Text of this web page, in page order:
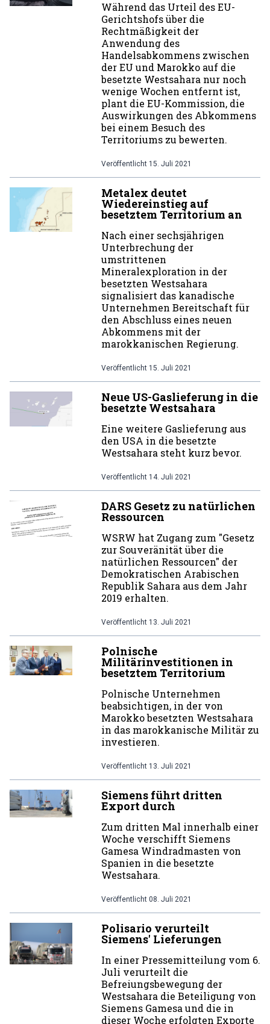
Während das Urteil des EU-
Gerichtshofs über die
Rechtmäßigkeit der
Anwendung des
Handelsabkommens zwischen
der EU und Marokko auf die
besetzte Westsahara nur noch
wenige Wochen entfernt ist,
plant die EU-Kommission, die
Auswirkungen des Abkommens
bei einem Besuch des
Territoriums zu bewerten.
Veröffentlicht 15. Juli 2021
Metalex deutet
Wiedereinstieg auf
besetztem Territorium an
Nach einer sechsjährigen
Unterbrechung der
umstrittenen
Mineralexploration in der
besetzten Westsahara
signalisiert das kanadische
Unternehmen Bereitschaft für
den Abschluss eines neuen
Abkommens mit der
marokkanischen Regierung.
Veröffentlicht 15. Juli 2021
Neue US-Gaslieferung in die
besetzte Westsahara
Eine weitere Gaslieferung aus
den USA in die besetzte
Westsahara steht kurz bevor.
Veröffentlicht 14. Juli 2021
DARS Gesetz zu natürlichen
Ressourcen
WSRW hat Zugang zum "Gesetz
zur Souveränität über die
natürlichen Ressourcen" der
Demokratischen Arabischen
Republik Sahara aus dem Jahr
2019 erhalten.
Veröffentlicht 13. Juli 2021
Polnische
Militärinvestitionen in
besetztem Territorium
Polnische Unternehmen
beabsichtigen, in der von
Marokko besetzten Westsahara
in das marokkanische Militär zu
investieren.
Veröffentlicht 13. Juli 2021
Siemens führt dritten
Export durch
Zum dritten Mal innerhalb einer
Woche verschifft Siemens
Gamesa Windradmasten von
Spanien in die besetzte
Westsahara.
Veröffentlicht 08. Juli 2021
Polisario verurteilt
Siemens' Lieferungen
In einer Pressemitteilung vom 6.
Juli verurteilt die
Befreiungsbewegung der
Westsahara die Beteiligung von
Siemens Gamesa und die in
dieser Woche erfolgten Exporte